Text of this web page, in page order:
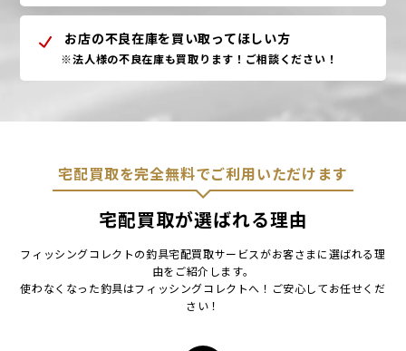
お店の不良在庫を買い取ってほしい方
※法人様の不良在庫も買取ります！ご相談ください！
宅配買取を完全無料でご利用いただけます
宅配買取が選ばれる理由
フィッシングコレクトの釣具宅配買取サービスがお客さまに選ばれる理
由をご紹介します。
使わなくなった釣具はフィッシングコレクトへ！ご安心してお任せくだ
さい！